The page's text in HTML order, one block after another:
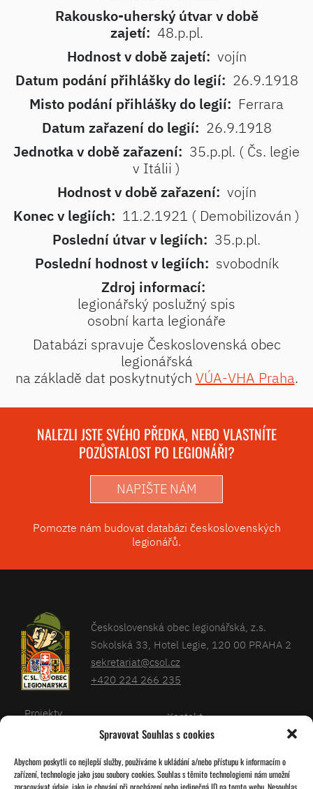
Spravovat Souhlas s cookies
Abychom poskytli co nejlepší služby, používáme k ukládání a/nebo přístupu k informacím o
zařízení, technologie jako jsou soubory cookies. Souhlas s těmito technologiemi nám umožní
zpracovávat údaje, jako je chování při procházení nebo jedinečná ID na tomto webu. Nesouhlas
Rakousko-uherský útvar v době
zajetí: 48.p.pl.
Hodnost v době zajetí: vojín
Datum podání přihlášky do legií: 26.9.1918
Misto podání přihlášky do legií: Ferrara
Datum zařazení do legií: 26.9.1918
Jednotka v době zařazení: 35.p.pl. ( Čs. legie
v Itálii )
Hodnost v době zařazení: vojín
Konec v legiích: 11.2.1921 ( Demobilizován )
Poslední útvar v legiích: 35.p.pl.
Poslední hodnost v legiích: svobodník
Zdroj informací:
legionářský poslužný spis
osobní karta legionáře
Databázi spravuje Československá obec
legionářská
na základě dat poskytnutých VÚA-VHA Praha.
NALEZLI JSTE SVÉHO PŘEDKA, NEBO VLASTNÍTE
POZŮSTALOST PO LEGIONÁŘI?
NAPIŠTE NÁM
Pomozte nám budovat databázi československých
legionářů.
Československá obec legionářská, z.s.
Sokolská 33, Hotel Legie, 120 00 PRAHA 2
sekretariat@csol.cz
+420 224 266 235
Projekty
Kalendář
Kontakt
Databáze legionářů
Pro členy